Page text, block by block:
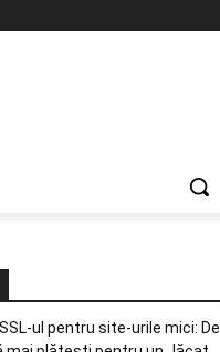
ul pentru site-urile mici: De